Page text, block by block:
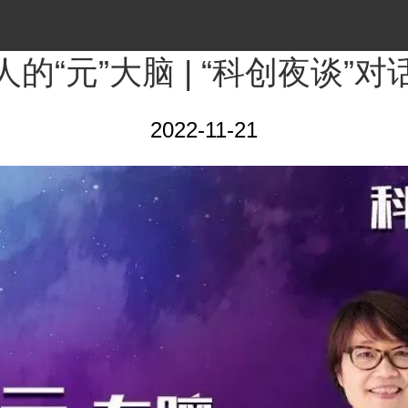
的“元”大脑 | “科创夜谈”对
2022-11-21